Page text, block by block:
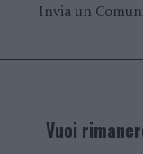
Invia un
Vuoi